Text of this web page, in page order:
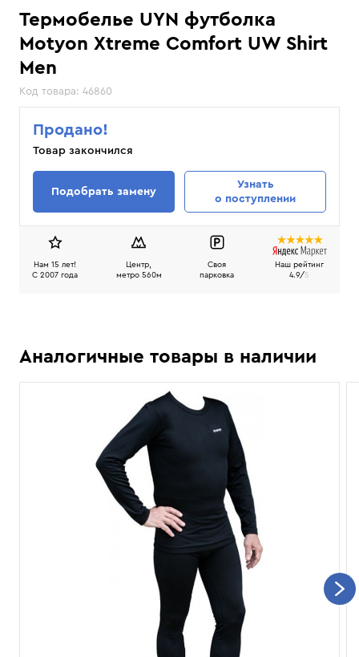
Термобелье UYN футболка
Motyon Xtreme Comfort UW Shirt
Men
Код товара: 46860
Продано!
Товар закончился
Подобрать замену
Узнать
о поступлении
Нам 15 лет!
C 2007 года
Центр,
метро 560м
Своя
парковка
Наш рейтинг
4.9/5
Аналогичные товары в наличии